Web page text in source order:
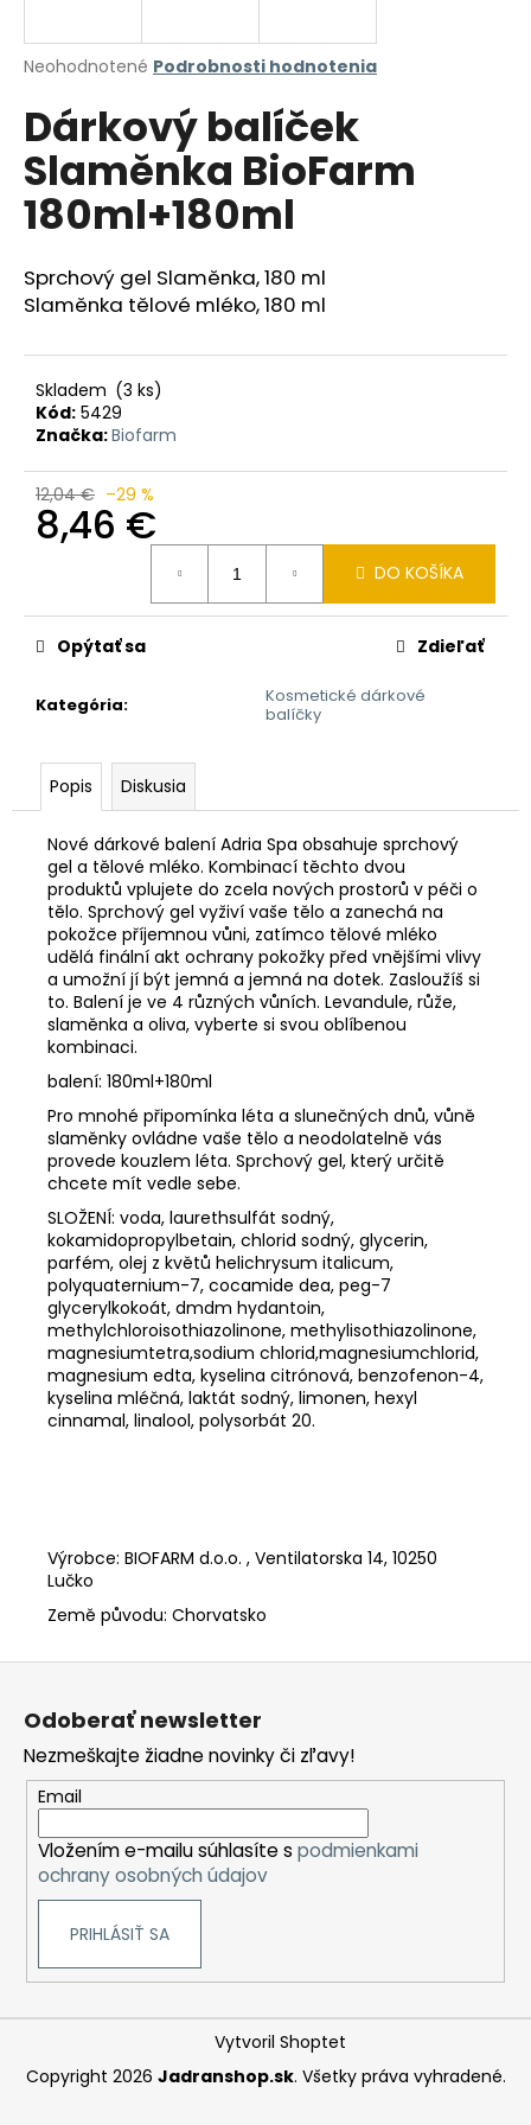
Priemerné
produktu
je
0,0
z
5
hviezdičiek.
Neohodnotené Podrobnosti hodnotenia
Dárkový balíček
Slaměnka BioFarm
180ml+180ml
Sprchový gel Slaměnka, 180 ml
Slaměnka tělové mléko, 180 ml
Skladem (3 ks)
Kód: 5429
Značka:Biofarm
12,04 € –29 %
8,46 €
DO KOŠÍKA
Kategória:
Kosmetické dárkové
balíčky
Opýtať sa Zdieľať
Popis Diskusia
Nové dárkové balení Adria Spa obsahuje sprchový
gel a tělové mléko. Kombinací těchto dvou
produktů vplujete do zcela nových prostorů v péči o
tělo. Sprchový gel vyživí vaše tělo a zanechá na
pokožce příjemnou vůni, zatímco tělové mléko
udělá finální akt ochrany pokožky před vnějšími vlivy
a umožní jí být jemná a jemná na dotek. Zasloužíš si
to. Balení je ve 4 různých vůních. Levandule, růže,
slaměnka a oliva, vyberte si svou oblíbenou
kombinaci.
balení: 180ml+180ml
Pro mnohé připomínka léta a slunečných dnů, vůně
slaměnky ovládne vaše tělo a neodolatelně vás
provede kouzlem léta. Sprchový gel, který určitě
chcete mít vedle sebe.
SLOŽENÍ: voda, laurethsulfát sodný,
kokamidopropylbetain, chlorid sodný, glycerin,
parfém, olej z květů helichrysum italicum,
polyquaternium-7, cocamide dea, peg-7
glycerylkokoát, dmdm hydantoin,
methylchloroisothiazolinone, methylisothiazolinone,
magnesiumtetra,sodium chlorid,magnesiumchlorid,
magnesium edta, kyselina citrónová, benzofenon-4,
kyselina mléčná, laktát sodný, limonen, hexyl
cinnamal, linalool, polysorbát 20.
Výrobce: BIOFARM d.o.o. , Ventilatorska 14, 10250
Lučko
Země původu: Chorvatsko
j
ť
?
HĽADAŤ
O
d
p
r
ú
e
MANGO-
ANANAS
7,28
Pôvodne:
9,01
Z
Odoberať newsletter
Nezmeškajte žiadne novinky či zľavy!
Email
Vložením e-mailu súhlasíte s podmienkami
ochrany osobných údajov
PRIHLÁSIŤ SA
Vytvoril Shoptet
Copyright 2026 Jadranshop.sk. Všetky práva vyhradené.